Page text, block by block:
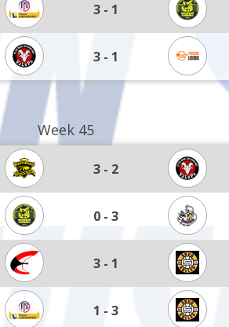
3 - 1
3 - 1
Week 45
3 - 2
0 - 3
3 - 1
1 - 3